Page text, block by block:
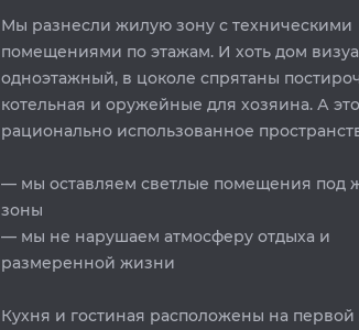
Мы разнесли жилую зону с техническими
помещениями по этажам. И хоть дом
одноэтажный, в цоколе спрятаны
котельная и оружейные для хозяина. А это
рационально использованное
— мы оставляем светлые помещения под
зоны⁣
— мы не нарушаем атмосферу отдыха и
размеренной жизни ⁣
Кухня и гостиная расположены на